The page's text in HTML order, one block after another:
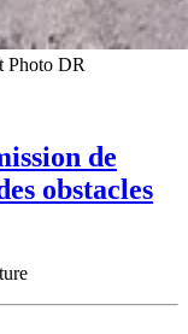
Photo DR
de
obstacles